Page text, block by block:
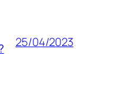
25/04/2023